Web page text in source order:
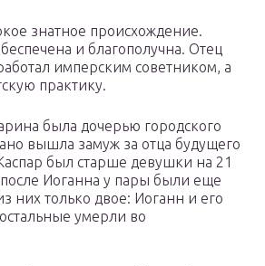
знатное происхождение.
и благополучна. Отец
имперским советником, а
практику.
была дочерью городского
вышла замуж за отца будущего
был старше девушки на 21
Иоганна у пары были еще
них только двое: Иоганн и его
умерли во